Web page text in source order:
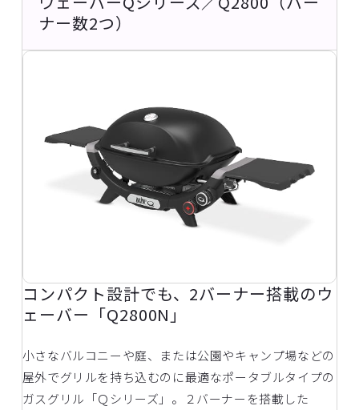
ナー数2つ）
コンパクト設計でも、2バーナー搭載のウ
ェーバー「Q2800N」
小さなバルコニーや庭、または公園やキャンプ場などの
屋外でグリルを持ち込むのに最適なポータブルタイプの
ガスグリル「Ｑシリーズ」。２バーナーを搭載した